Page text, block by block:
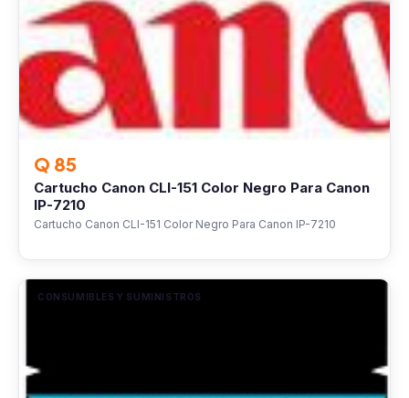
Q 85
Cartucho Canon CLI-151 Color Negro Para Canon
IP-7210
Cartucho Canon CLI-151 Color Negro Para Canon IP-7210
CONSUMIBLES Y SUMINISTROS